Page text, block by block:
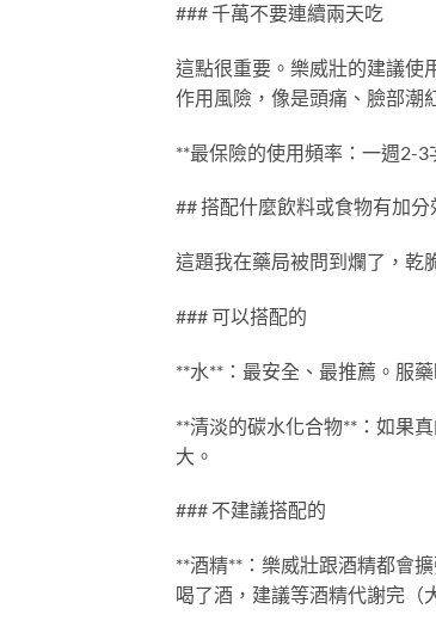
### 千萬不要連續兩天吃
這點很重要。樂威壯的建議使
作用風險，像是頭痛、臉部潮
**最保險的使用頻率：一週2-
## 搭配什麼飲料或食物有加分
這題我在藥局被問到爛了，乾
### 可以搭配的
**水**：最安全、最推薦。服
**清淡的碳水化合物**：如果
大。
### 不建議搭配的
**酒精**：樂威壯跟酒精都會
喝了酒，建議等酒精代謝完（